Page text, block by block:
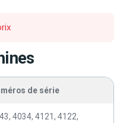
de série
4034, 4121, 4122,